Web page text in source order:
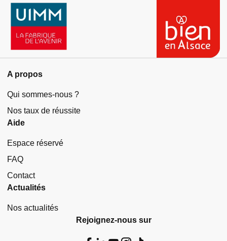
A propos
Qui sommes-nous ?
Nos taux de réussite
Aide
Espace réservé
FAQ
Contact
Actualités
Nos actualités
Rejoignez-nous sur